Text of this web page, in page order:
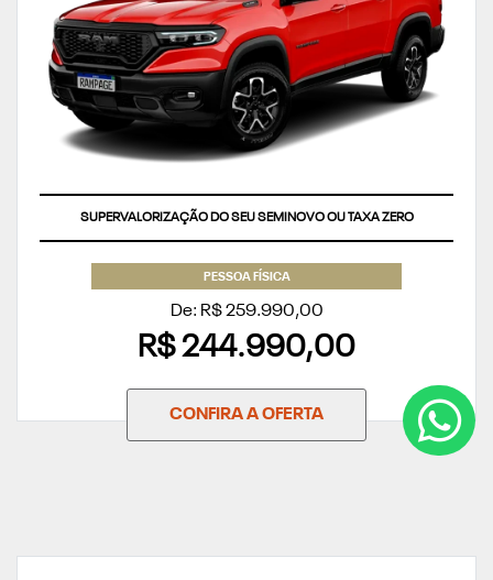
SUPERVALORIZAÇÃO DO SEU SEMINOVO OU TAXA ZERO
PESSOA FÍSICA
De: R$ 259.990,00
R$ 244.990,00
CONFIRA A OFERTA